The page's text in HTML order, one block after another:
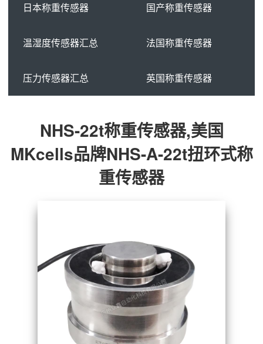
日本称重传感器 国产称重传感器
温湿度传感器汇总 法国称重传感器
压力传感器汇总 英国称重传感器
NHS-22t称重传感器,美国
MKcells品牌NHS-A-22t扭环式称
重传感器